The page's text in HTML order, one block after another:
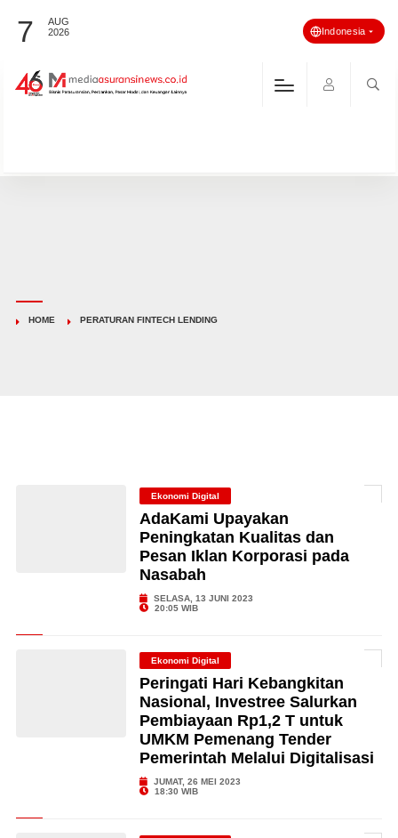
7
AUG
2026
Indonesia
HOME PERATURAN FINTECH LENDING
Ekonomi Digital
AdaKami Upayakan
Peningkatan Kualitas dan
Pesan Iklan Korporasi pada
Nasabah
SELASA, 13 JUNI 2023
20:05 WIB
Ekonomi Digital
Peringati Hari Kebangkitan
Nasional, Investree Salurkan
Pembiayaan Rp1,2 T untuk
UMKM Pemenang Tender
Pemerintah Melalui Digitalisasi
JUMAT, 26 MEI 2023
18:30 WIB